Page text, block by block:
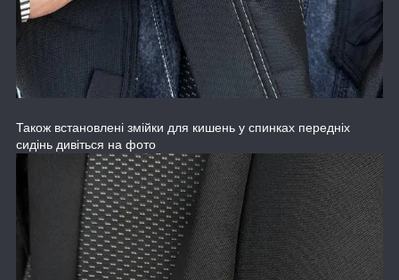
Також встановлені змійки для кишень у спинках передніх
сидінь дивіться на фото